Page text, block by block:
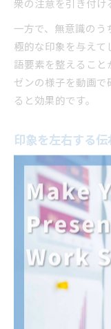
衆の注意を引き付け
一方で、無意識のう
極的な印象を与えて
語要素を整えること
ゼンの様子を動画で
ると効果的です。
印象を左右する
プレゼンで「伝わ
ランスが大切です
ビアンの法則」に
ージの受け取り方
す。具体的には、
ェスチャーといっ
占める割合が高いと
このため、プレゼ
く、非言語の表現